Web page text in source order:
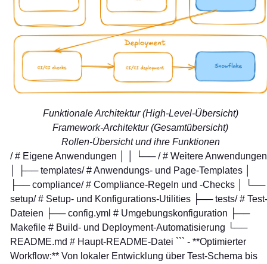
Funktionale Architektur (High-Level-Übersicht)
Framework-Architektur (Gesamtübersicht)
Rollen-Übersicht und ihre Funktionen
/ # Eigene Anwendungen │ │ └──/ # Weitere Anwendungen
│ ├── templates/ # Anwendungs- und Page-Templates │
├── compliance/ # Compliance-Regeln und -Checks │ └──
setup/ # Setup- und Konfigurations-Utilities ├── tests/ # Test-
Dateien ├── config.yml # Umgebungskonfiguration ├──
Makefile # Build- und Deployment-Automatisierung └──
README.md # Haupt-README-Datei ``` - **Optimierter
Workflow:** Von lokaler Entwicklung über Test-Schema bis